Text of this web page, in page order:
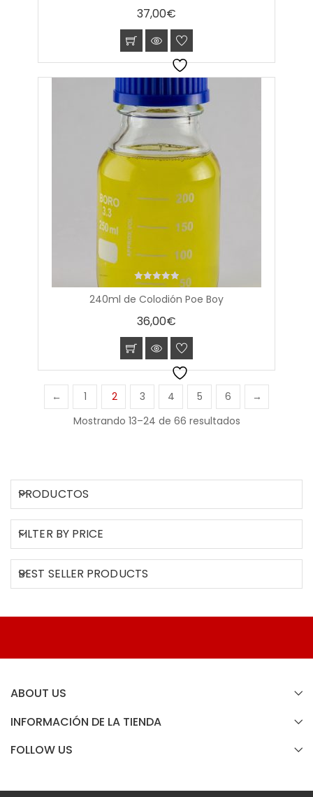
537,00€
240ml de Colodión Poe Boy
0
out
536,00€
← 1 2 3 4 5 6
→
Mostrando 13–24 de 66 resultados
PRODUCTOS
FILTER BY PRICE
BEST SELLER PRODUCTS
ABOUT US
INFORMACIÓN DE LA TIENDA
FOLLOW US